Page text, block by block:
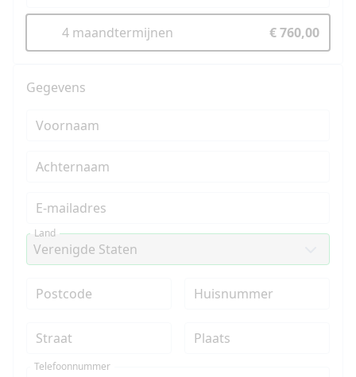
4 maandtermijnen € 760,00
Gegevens
Voornaam
Achternaam
E-mailadres
Land
Postcode Huisnummer
Straat Plaats
Telefoonnummer